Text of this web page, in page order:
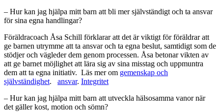
– Hur kan jag hjälpa mitt barn att bli mer självständigt och ta ansvar
för sina egna handlingar?
Föräldracoach Åsa Schill förklarar att det är viktigt för föräldrar att
ge barnen utrymme att ta ansvar och ta egna beslut, samtidigt som de
stödjer och vägleder dem genom processen. Åsa betonar vikten av
att ge barnet möjlighet att lära sig av sina misstag och uppmuntra
dem att ta egna initiativ. Läs mer om gemenskap och
självständighet. ansvar. Integritet
– Hur kan jag hjälpa mitt barn att utveckla hälsosamma vanor när
det gäller kost, motion och sömn?